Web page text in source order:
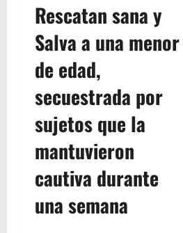
Rescatan sana y
Salva a una menor
de edad,
secuestrada por
sujetos que la
mantuvieron
cautiva durante
una semana